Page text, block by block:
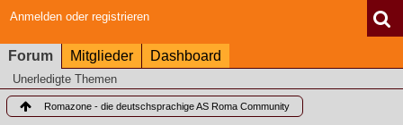
Anmelden oder registrieren
Forum Mitglieder Dashboard
Unerledigte Themen
Romazone - die deutschsprachige AS Roma Community